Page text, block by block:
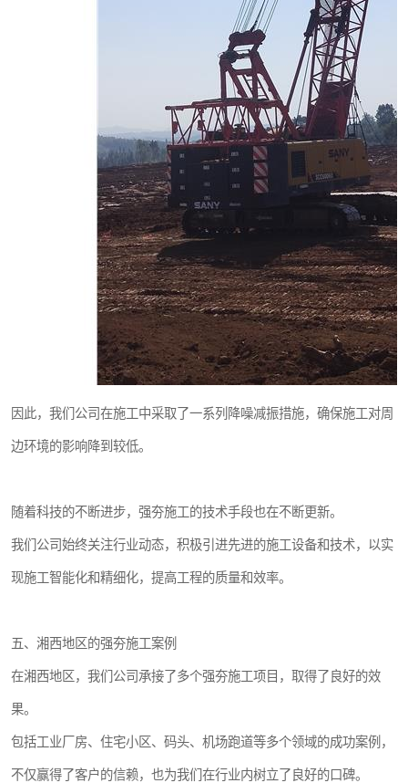
因此，我们公司在施工中采取了一系列降噪减振措施，确保施工对周
边环境的影响降到较低。
随着科技的不断进步，强夯施工的技术手段也在不断更新。
我们公司始终关注行业动态，积极引进先进的施工设备和技术，以实
现施工智能化和精细化，提高工程的质量和效率。
五、湘西地区的强夯施工案例
在湘西地区，我们公司承接了多个强夯施工项目，取得了良好的效
果。
包括工业厂房、住宅小区、码头、机场跑道等多个领域的成功案例，
不仅赢得了客户的信赖，也为我们在行业内树立了良好的口碑。